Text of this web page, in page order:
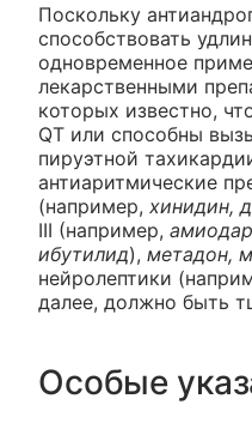
Поскольку
способствовать
одновременное
лекарственными
которых известно,
QT или способны
пируэтной
антиаритмические
(например, хинидин,
III (например,
ибутилид), метадон,
нейролептики
далее, должно быть
Особые